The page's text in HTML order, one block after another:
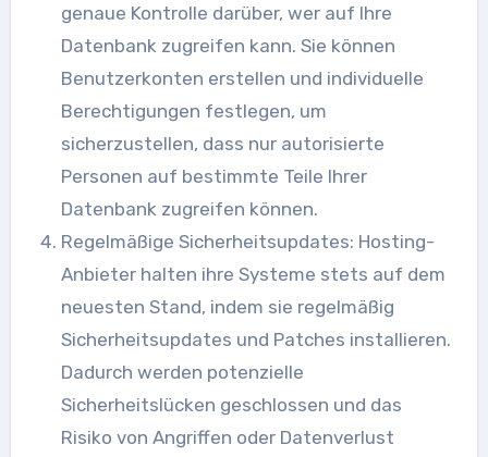
genaue Kontrolle darüber, wer auf Ihre
Datenbank zugreifen kann. Sie können
Benutzerkonten erstellen und individuelle
Berechtigungen festlegen, um
sicherzustellen, dass nur autorisierte
Personen auf bestimmte Teile Ihrer
Datenbank zugreifen können.
Regelmäßige Sicherheitsupdates: Hosting-
Anbieter halten ihre Systeme stets auf dem
neuesten Stand, indem sie regelmäßig
Sicherheitsupdates und Patches installieren.
Dadurch werden potenzielle
Sicherheitslücken geschlossen und das
Risiko von Angriffen oder Datenverlust